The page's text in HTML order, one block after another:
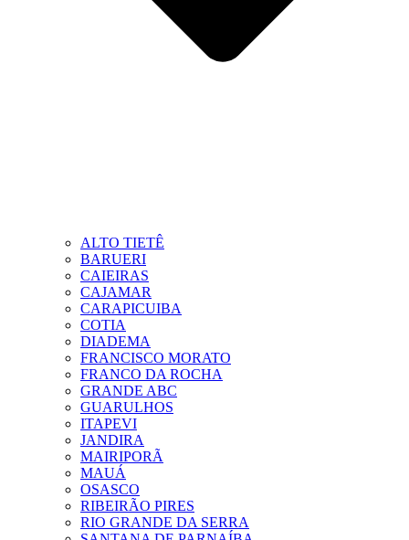
ALTO TIETÊ
BARUERI
CAIEIRAS
CAJAMAR
CARAPICUIBA
COTIA
DIADEMA
FRANCISCO MORATO
FRANCO DA ROCHA
GRANDE ABC
GUARULHOS
ITAPEVI
JANDIRA
MAIRIPORÃ
MAUÁ
OSASCO
RIBEIRÃO PIRES
RIO GRANDE DA SERRA